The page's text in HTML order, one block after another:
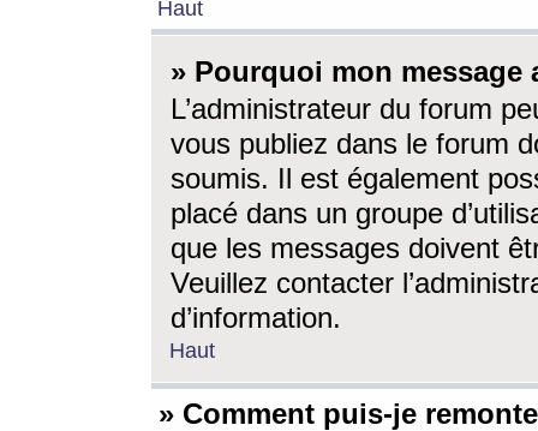
Haut
» Pourquoi mon message
L’administrateur du forum
vous publiez dans le forum
soumis. Il est également
placé dans un groupe
que les messages doivent
Veuillez contacter
d’information.
Haut
» Comment puis-je